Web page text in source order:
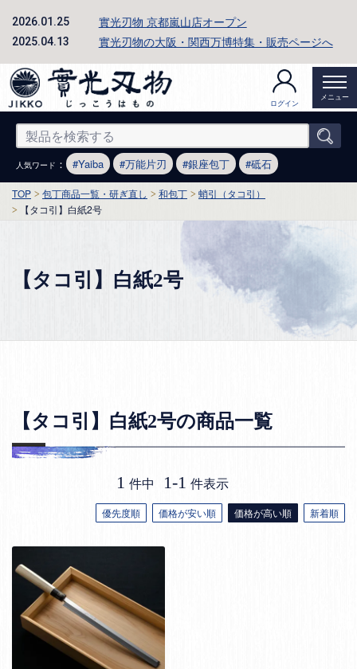
2026.01.25 實光刃物 京都嵐山店オープン
2025.04.13 實光刃物の大阪・関西万博特集・販売ページへ
ログイン
メニュー
人気ワード ： Yaiba 万能片刃 銀座包丁 砥石
TOP 包丁商品一覧・研ぎ直し 和包丁
蛸引（タコ引）
【タコ引】白紙2号
【タコ引】白紙2号
【タコ引】白紙2号の商品一覧
優先度順 価格が安い順 価格が高い順 新着順
1 件中 1-1 件表示